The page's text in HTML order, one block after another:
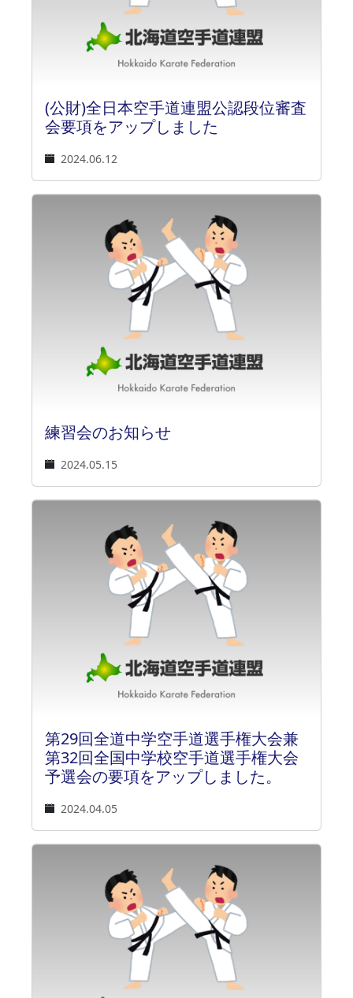
(公財)全日本空手道連盟公認段位審査
会要項をアップしました
2024.06.12
練習会のお知らせ
2024.05.15
第29回全道中学空手道選手権大会兼
第32回全国中学校空手道選手権大会
予選会の要項をアップしました。
2024.04.05